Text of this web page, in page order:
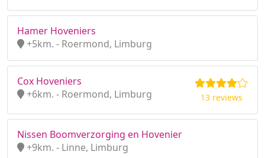
Hamer Hoveniers
+5km. - Roermond, Limburg
Cox Hoveniers
+6km. - Roermond, Limburg
13 reviews
Nissen Boomverzorging en Hovenier
+9km. - Linne, Limburg